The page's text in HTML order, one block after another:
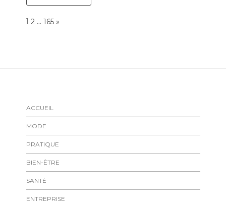
Page:
1 2 … 165 NEXT
»
ACCUEIL
MODE
PRATIQUE
BIEN-ÊTRE
SANTÉ
ENTREPRISE